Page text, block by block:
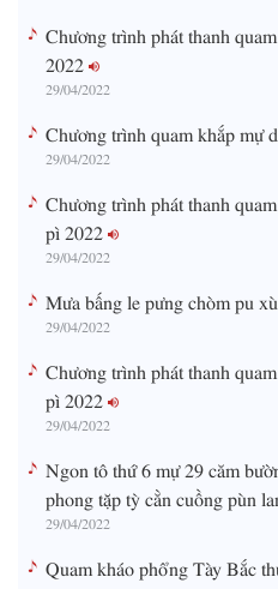
Chương trình phát thanh
2022
29/04/2022
Chương trình quam khắp mự
29/04/2022
Chương trình phát thanh
pì 2022
29/04/2022
Mưa bấng le pưng chòm pu
29/04/2022
Chương trình phát thanh
pì 2022
29/04/2022
Ngon tô thứ 6 mự 29 căm
phong tặp tỳ cằn cuồng pùn
29/04/2022
Quam kháo phổng Tày Bắc